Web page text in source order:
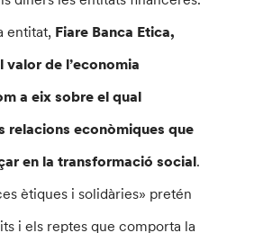
entitat, Fiare Banca Etica,
valor de l’economia
a eix sobre el qual
relacions econòmiques que
en la transformació social.
ètiques i solidàries» pretén
i els reptes que comporta la